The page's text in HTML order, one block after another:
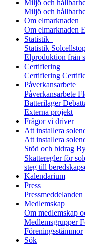
Miljö och
Miljö och
Om elmarknaden
Om elmarknaden
Statistik
Statistik
Elproduktion från
Certifiering
Certifiering
Påverkansarbete
Påverkansarbete
Batterilager
Externa projekt
Frågor vi driver
Att installera
Att installera
Stöd och bidrag
Skatteregler för
steg till
Kalendarium
Press
Pressmeddelanden
Medlemskap
Om medlemskap
Medlemsgrupper
Föreningsstämmor
Sök